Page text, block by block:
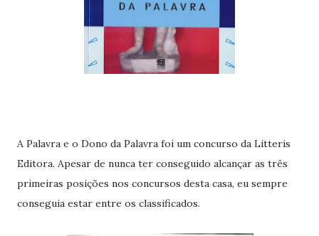
A Palavra e o Dono da Palavra foi um concurso da Litteris
Editora. Apesar de nunca ter conseguido alcançar as três
primeiras posições nos concursos desta casa, eu sempre
conseguia estar entre os classificados.